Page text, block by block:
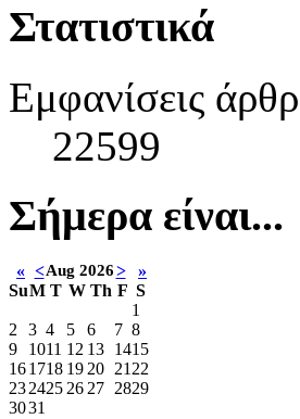
Στατιστικά
Εμφανίσεις
22599
Σήμερα είναι...
« <Aug 2026>
»
SuM T W Th F S
1
2
3 4 5 6 7 8
9
1011 12 13 1415
161718 19 20 21 22
232425 26 27 2829
3031